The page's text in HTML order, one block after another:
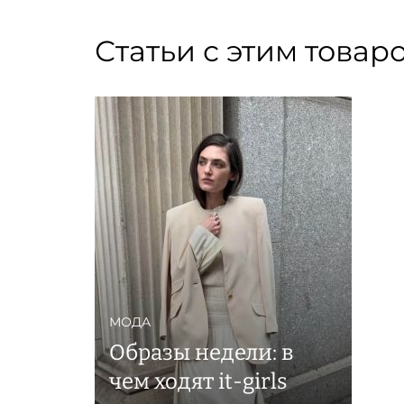
Статьи с этим
МОДА
Образы недели: в
чем ходят it-girls